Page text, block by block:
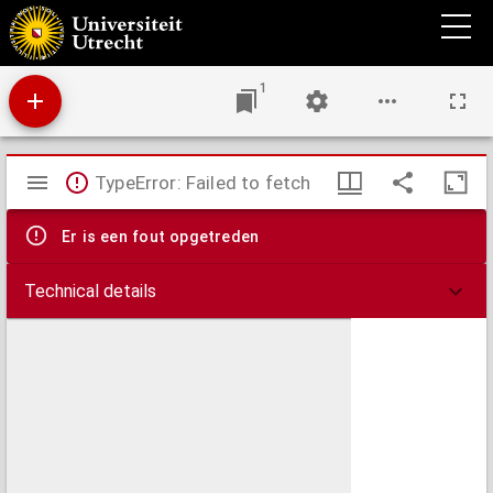
Commentarius in Apocalypsim
1
Mirador
viewer
TypeError: Failed to fetch
Er is een fout opgetreden
Technical details